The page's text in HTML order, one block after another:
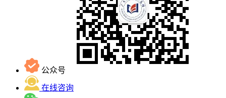
公众号
在线咨询